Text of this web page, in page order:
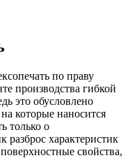
по праву
производства гибкой
это обусловлено
которые наносится
только о
разброс характеристик
свойства,